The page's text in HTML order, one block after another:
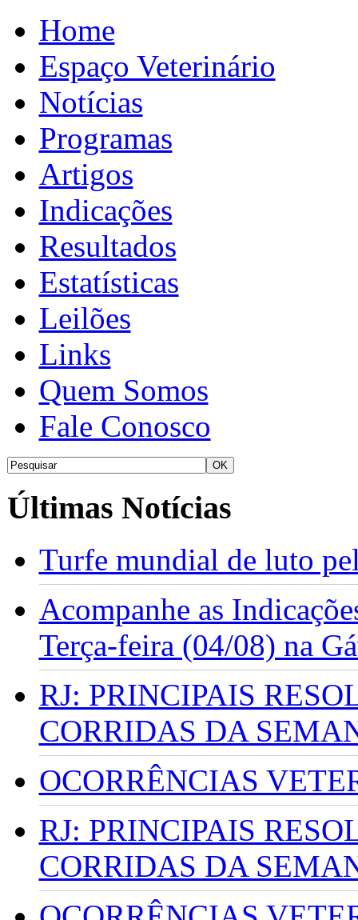
Home
Espaço Veterinário
Notícias
Programas
Artigos
Indicações
Resultados
Estatísticas
Leilões
Links
Quem Somos
Fale Conosco
Últimas Notícias
Turfe mundial de luto
Acompanhe as
Terça-feira (04/08) na
RJ: PRINCIPAIS
CORRIDAS DA
OCORRÊNCIAS
RJ: PRINCIPAIS
CORRIDAS DA